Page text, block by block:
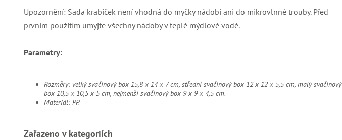
Upozornění: Sada krabiček není vhodná do myčky nádobí ani do mikrovlnné trouby. Před
prvním použitím umyjte všechny nádoby v teplé mýdlové vodě.
Parametry:
Rozměry: velký svačinový box 15,8 x 14 x 7 cm, střední svačinový box 12 x 12 x 5,5 cm, malý svačinový
box 10,5 x 10,5 x 5 cm, nejmenší svačinový box 9 x 9 x 4,5 cm.
Materiál: PP.
Zařazeno v kategoriích